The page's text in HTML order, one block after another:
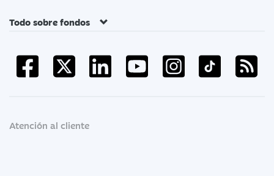
Todo sobre fondos
Atención al cliente